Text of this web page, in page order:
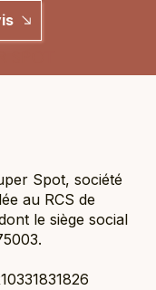
Spot, société
au RCS de
le siège social